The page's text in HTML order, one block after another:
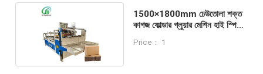
1500×1800mm ঢেউতোলা শক্ত
কাগজ ফোল্ডার গ্লুয়ার মেশিন হাই স্পিড
Price： 1